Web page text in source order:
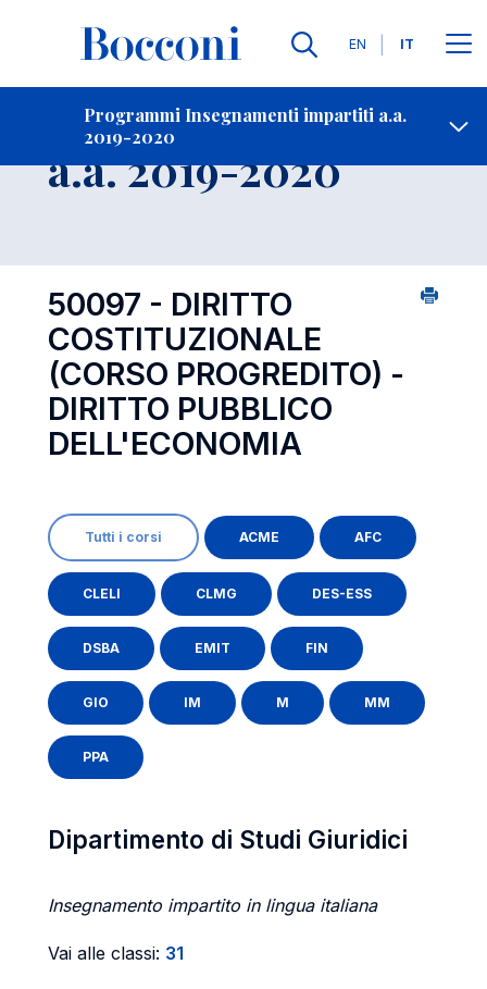
Lingue
EN IT
Programmi Insegnamenti impartiti a.a.
2019-2020
Contatti
Insegnamento
a.a. 2019-2020
50097 - DIRITTO
COSTITUZIONALE
(CORSO PROGREDITO) -
DIRITTO PUBBLICO
DELL'ECONOMIA
Tutti i corsi ACME AFC
CLELI CLMG DES-ESS
DSBA EMIT FIN
GIO IM M MM
PPA
Dipartimento di Studi Giuridici
Insegnamento impartito in lingua italiana
Vai alle classi: 31